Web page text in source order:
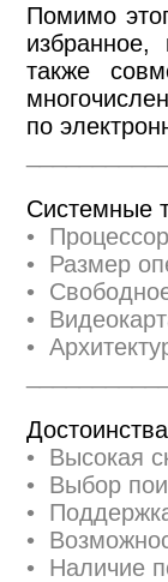
Помимо
также
по
Системные
•
• Размер
•
•
•
Достоинства
• Высокая
• Выбор
•
•
• Наличие